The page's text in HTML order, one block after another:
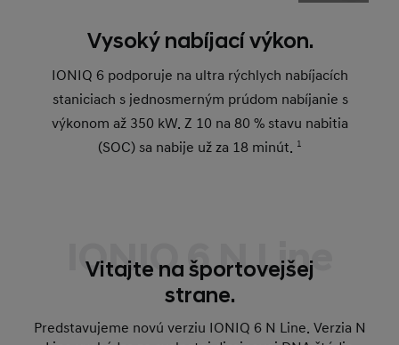
Vysoký nabíjací výkon.
IONIQ 6 podporuje na ultra rýchlych nabíjacích
staniciach s jednosmerným prúdom nabíjanie s
výkonom až 350 kW. Z 10 na 80 % stavu nabitia
(SOC) sa nabije už za 18 minút. 1
IONIQ 6 N Line
Vitajte na športovejšej
strane.
Predstavujeme novú verziu IONIQ 6 N Line. Verzia N